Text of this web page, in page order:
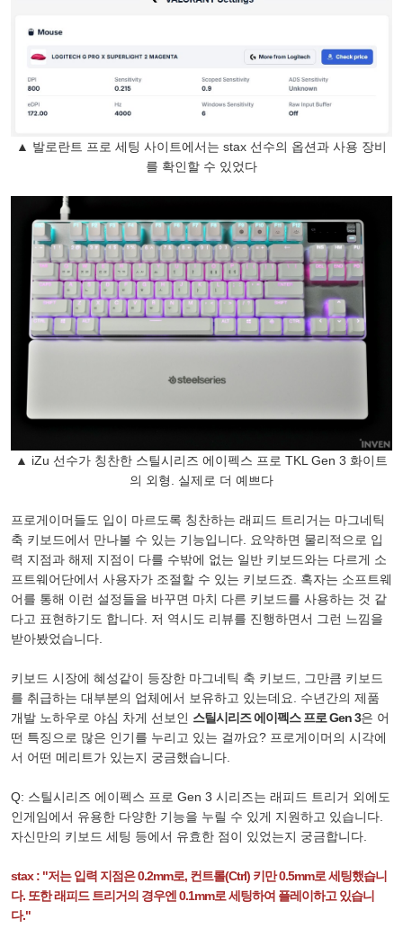
▲ 발로란트 프로 세팅 사이트에서는 stax 선수의 옵션과 사용 장비
를 확인할 수 있었다
▲ iZu 선수가 칭찬한 스틸시리즈 에이펙스 프로 TKL Gen 3 화이트
의 외형. 실제로 더 예쁘다
프로게이머들도 입이 마르도록 칭찬하는 래피드 트리거는 마그네틱
축 키보드에서 만나볼 수 있는 기능입니다. 요약하면 물리적으로 입
력 지점과 해제 지점이 다를 수밖에 없는 일반 키보드와는 다르게 소
프트웨어단에서 사용자가 조절할 수 있는 키보드죠. 혹자는 소프트웨
어를 통해 이런 설정들을 바꾸면 마치 다른 키보드를 사용하는 것 같
다고 표현하기도 합니다. 저 역시도 리뷰를 진행하면서 그런 느낌을
받아봤었습니다.
키보드 시장에 혜성같이 등장한 마그네틱 축 키보드, 그만큼 키보드
를 취급하는 대부분의 업체에서 보유하고 있는데요. 수년간의 제품
개발 노하우로 야심 차게 선보인 스틸시리즈 에이펙스 프로 Gen 3은 어
떤 특징으로 많은 인기를 누리고 있는 걸까요? 프로게이머의 시각에
서 어떤 메리트가 있는지 궁금했습니다.
Q: 스틸시리즈 에이펙스 프로 Gen 3 시리즈는 래피드 트리거 외에도
인게임에서 유용한 다양한 기능을 누릴 수 있게 지원하고 있습니다.
자신만의 키보드 세팅 등에서 유효한 점이 있었는지 궁금합니다.
stax : "저는 입력 지점은 0.2mm로, 컨트롤(Ctrl) 키만 0.5mm로 세팅했습니
다. 또한 래피드 트리거의 경우엔 0.1mm로 세팅하여 플레이하고 있습니
다."